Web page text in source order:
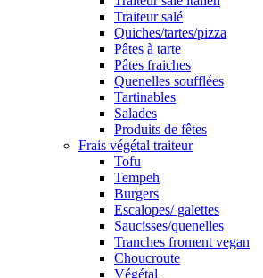
Traiteur salé
Quiches/tartes/pizza
Pâtes à tarte
Pâtes fraiches
Quenelles soufflées
Tartinables
Salades
Produits de fêtes
Frais végétal traiteur
Tofu
Tempeh
Burgers
Escalopes/ galettes
Saucisses/quenelles
Tranches froment vegan
Choucroute
Végétal